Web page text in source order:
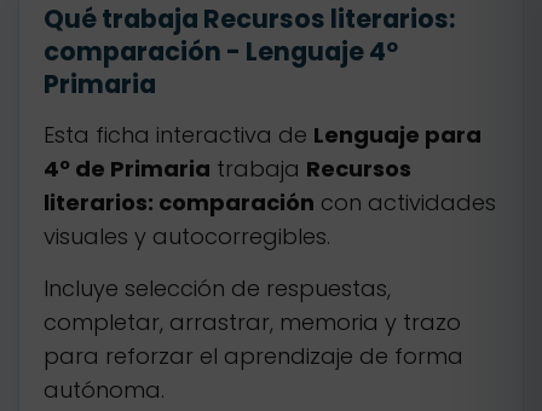
Qué trabaja Recursos literarios:
comparación - Lenguaje 4º
Primaria
Esta ficha interactiva de Lenguaje para
4º de Primaria trabaja Recursos
literarios: comparación con actividades
visuales y autocorregibles.
Incluye selección de respuestas,
completar, arrastrar, memoria y trazo
para reforzar el aprendizaje de forma
autónoma.